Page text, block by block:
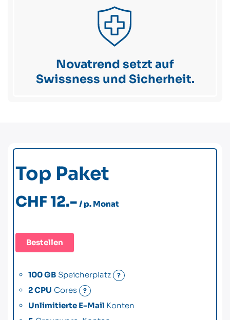
Novatrend setzt auf
Swissness und Sicherheit.
Top Paket
CHF 12.- / p. Monat
Bestellen
100 GB Speicherplatz ?
2 CPU Cores ?
Unlimitierte E-Mail Konten